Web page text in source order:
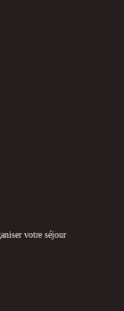
votre séjour